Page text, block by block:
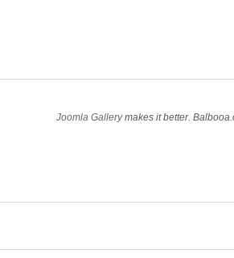
Joomla Gallerymakes it better.